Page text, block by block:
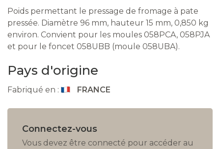
Poids permettant le pressage de fromage à pate
pressée. Diamètre 96 mm, hauteur 15 mm, 0,850 kg
environ. Convient pour les moules 058PCA, 058PJA
et pour le foncet 058UBB (moule 058UBA).
Pays d'origine
Fabriqué en : FRANCE
Connectez-vous
Vous devez être connecté pour accéder au